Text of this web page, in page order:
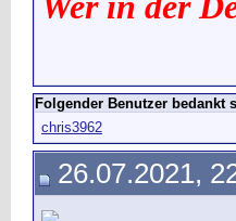
Folgender Benutzer bedankt
chris3962
26.07.2021,